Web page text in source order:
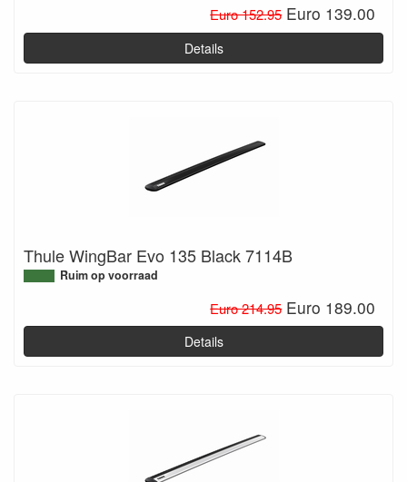
Euro 152.95 Euro 139.00
Details
Thule WingBar Evo 135 Black 7114B
Ruim op voorraad
Euro 214.95 Euro 189.00
Details